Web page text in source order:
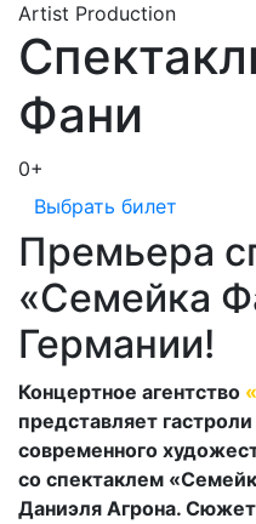
Artist Production
Фани
0+
Выбрать билет
Премьера
«Семейка
Германии!
Концертное агентство
представляет
современного
со спектаклем
Даниэля Агрона.